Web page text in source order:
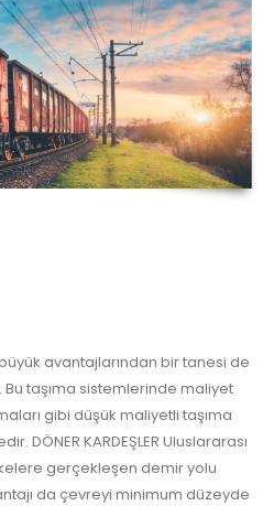
avantajlarından bir tanesi de
Bu taşıma sistemlerinde maliyet
gibi düşük maliyetli taşıma
DÖNER KARDEŞLER Uluslararası
gerçekleşen demir yolu
da çevreyi minimum düzeyde